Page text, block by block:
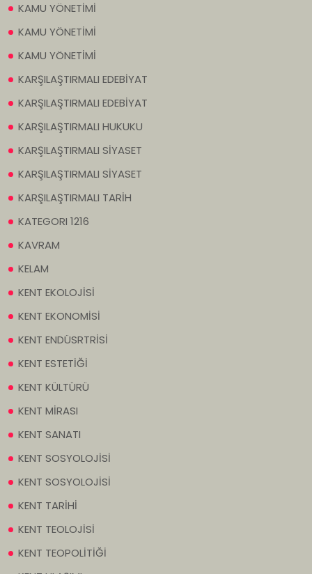
KAMU YÖNETİMİ
KAMU YÖNETİMİ
KAMU YÖNETİMİ
KARŞILAŞTIRMALI EDEBİYAT
KARŞILAŞTIRMALI EDEBİYAT
KARŞILAŞTIRMALI HUKUKU
KARŞILAŞTIRMALI SİYASET
KARŞILAŞTIRMALI SİYASET
KARŞILAŞTIRMALI TARİH
KATEGORI 1216
KAVRAM
KELAM
KENT EKOLOJİSİ
KENT EKONOMİSİ
KENT ENDÜSRTRİSİ
KENT ESTETİĞİ
KENT KÜLTÜRÜ
KENT MİRASI
KENT SANATI
KENT SOSYOLOJİSİ
KENT SOSYOLOJİSİ
KENT TARİHİ
KENT TEOLOJİSİ
KENT TEOPOLİTİĞİ